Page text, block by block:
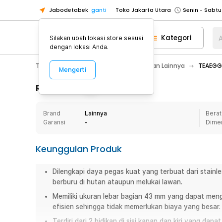
Jabodetabek ganti Toko Jakarta Utara
Toko Tangerang
Toko Cikupa
Pick n Go Jakarta Barat
Senin -
Pick n Go Bekasi
Senin - Jumat
Senin - Jumat
Senin -
Senin -
Toko Tangerang
Pick n Go Jakarta Barat
Senin -
Senin - Jumat
Pick n Go Depok
Senin - Jumat
Kategori
Toys, Kids & Baby Mainan Lainnya
Rincian Produk
Brand
Lainnya
Garansi
-
Keunggulan Produk
Dilengkapi daya pegas kuat yang terbuat dari
berburu di hutan ataupun melukai lawan.
Memiliki ukuran lebar bagian 43 mm yang dapat
efisien sehingga tidak memerlukan biaya yang besar.
Silakan ubah lokasi store sesuai
dengan lokasi Anda.
Mengerti